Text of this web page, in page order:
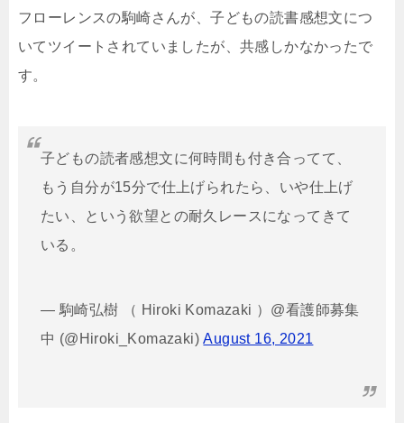
フローレンスの駒崎さんが、子どもの読書感想文につ
いてツイートされていましたが、共感しかなかったで
す。
子どもの読者感想文に何時間も付き合ってて、
もう自分が15分で仕上げられたら、いや仕上げ
たい、という欲望との耐久レースになってきて
いる。
— 駒崎弘樹 （ Hiroki Komazaki ）@看護師募集
中 (@Hiroki_Komazaki)August 16, 2021